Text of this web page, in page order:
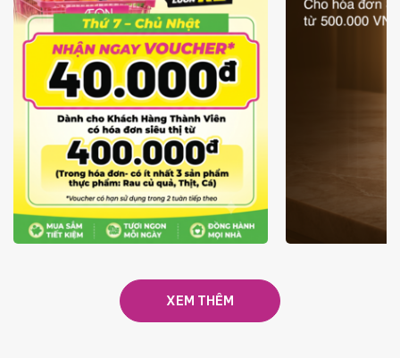
GIÁ LUÔN RẺ TỪ 6/8 - 31/10
ƯU
XEM THÊM